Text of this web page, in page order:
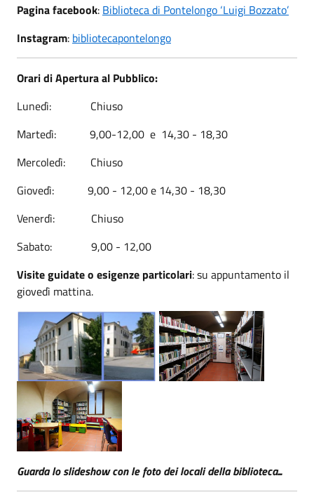
Pagina facebook: Biblioteca di Pontelongo ‘Luigi Bozzato’
Instagram: bibliotecapontelongo
Orari di Apertura al Pubblico:
Lunedì: Chiuso
Martedì: 9,00-12,00 e 14,30 - 18,30
Mercoledì: Chiuso
Giovedì: 9,00 - 12,00 e 14,30 - 18,30
Venerdì: Chiuso
Sabato: 9,00 - 12,00
Visite guidate o esigenze particolari: su appuntamento il
giovedì mattina.
Guarda lo slideshow con le foto dei locali della biblioteca...